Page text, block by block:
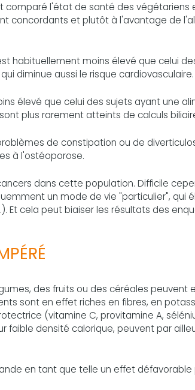
comparé l'état de santé des végétariens
concordants et plutôt à l'avantage de
habituellement moins élevé que celui
diminue aussi le risque cardiovasculaire.
élevé que celui des sujets ayant une
plus rarement atteints de calculs
de constipation ou de
à l'ostéoporose.
dans cette population. Difficile
un mode de vie "particulier", qui
cela peut biaiser les résultats des
des fruits ou des céréales peuvent
sont en effet riches en fibres, en
(vitamine C, provitamine A,
faible densité calorique, peuvent par
en tant que telle un effet défavorable